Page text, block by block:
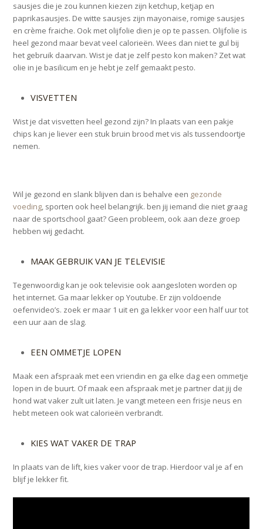
sausjes die je zou kunnen kiezen zijn ketchup, ketjap en
paprikasausjes. De witte sausjes zijn mayonaise, romige sausjes
en crème fraiche. Ook met olijfolie dien je op te passen. Olijfolie is
heel gezond maar bevat veel calorieën. Wees dan niet te gul bij
het gebruik daarvan. Wist je dat je zelf pesto kon maken? Zet wat
olie in je basilicum en je hebt je zelf gemaakt pesto.
VISVETTEN
Wist je dat visvetten heel gezond zijn? In plaats van een pakje
chips kan je liever een stuk bruin brood met vis als tussendoortje
nemen.
Wil je gezond en slank blijven dan is behalve een gezonde
voeding, sporten ook heel belangrijk. ben jij iemand die niet graag
naar de sportschool gaat? Geen probleem, ook aan deze groep
hebben wij gedacht.
MAAK GEBRUIK VAN JE TELEVISIE
Tegenwoordig kan je ook televisie ook aangesloten worden op
het internet. Ga maar lekker op Youtube. Er zijn voldoende
oefenvideo’s. zoek er maar 1 uit en ga lekker voor een half uur tot
een uur aan de slag.
EEN OMMETJE LOPEN
Maak een afspraak met een vriendin en ga elke dag een ommetje
lopen in de buurt. Of maak een afspraak met je partner dat jij de
hond wat vaker zult uit laten. Je vangt meteen een frisje neus en
hebt meteen ook wat calorieën verbrandt.
KIES WAT VAKER DE TRAP
In plaats van de lift, kies vaker voor de trap. Hierdoor val je af en
blijf je lekker fit.